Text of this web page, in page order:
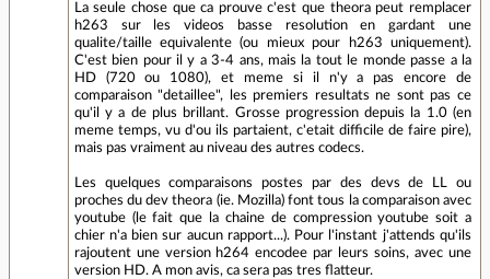
La seule chose que ca prouve c'est que theora peut remplacer
h263 sur les videos basse resolution en gardant une
qualite/taille equivalente (ou mieux pour h263 uniquement).
C'est bien pour il y a 3-4 ans, mais la tout le monde passe a la
HD (720 ou 1080), et meme si il n'y a pas encore de
comparaison "detaillee", les premiers resultats ne sont pas ce
qu'il y a de plus brillant. Grosse progression depuis la 1.0 (en
meme temps, vu d'ou ils partaient, c'etait difficile de faire pire),
mais pas vraiment au niveau des autres codecs.
Les quelques comparaisons postes par des devs de LL ou
proches du dev theora (ie. Mozilla) font tous la comparaison avec
youtube (le fait que la chaine de compression youtube soit a
chier n'a bien sur aucun rapport...). Pour l'instant j'attends qu'ils
rajoutent une version h264 encodee par leurs soins, avec une
version HD. A mon avis, ca sera pas tres flatteur.